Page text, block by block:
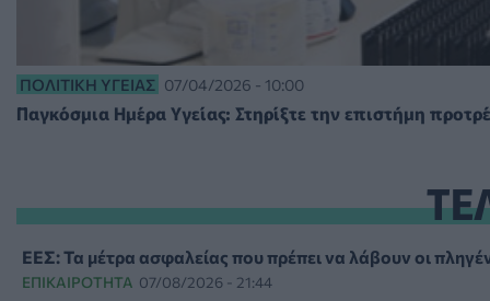
ΠΟΛΙΤΙΚΉ ΥΓΕΊΑΣ 07/04/2026 - 10:00
Παγκόσμια Ημέρα Υγείας: Στηρίξτε την επιστήμη
ΕΕΣ: Τα μέτρα ασφαλείας που πρέπει να λάβουν οι
ΕΠΙΚΑΙΡΌΤΗΤΑ 07/08/2026 - 21:44